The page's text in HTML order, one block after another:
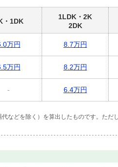
・1DK
1LDK・2K
2DK
万円 8.7万円
万円 8.2万円
- 6.4万円
どを除く）を算出したものです。ただ